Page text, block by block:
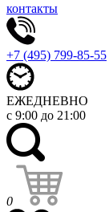
контакты
+7 (495) 799-85-55
ЕЖЕДНЕВНО
с 9:00 до 21:00
0